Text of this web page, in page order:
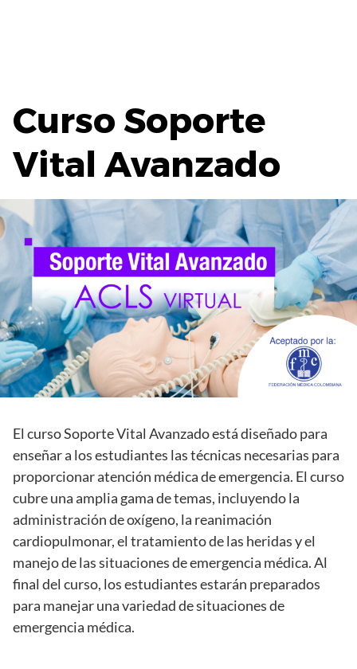
Curso Soporte
Vital Avanzado
El curso Soporte Vital Avanzado está diseñado para
enseñar a los estudiantes las técnicas necesarias para
proporcionar atención médica de emergencia. El curso
cubre una amplia gama de temas, incluyendo la
administración de oxígeno, la reanimación
cardiopulmonar, el tratamiento de las heridas y el
manejo de las situaciones de emergencia médica. Al
final del curso, los estudiantes estarán preparados
para manejar una variedad de situaciones de
emergencia médica.